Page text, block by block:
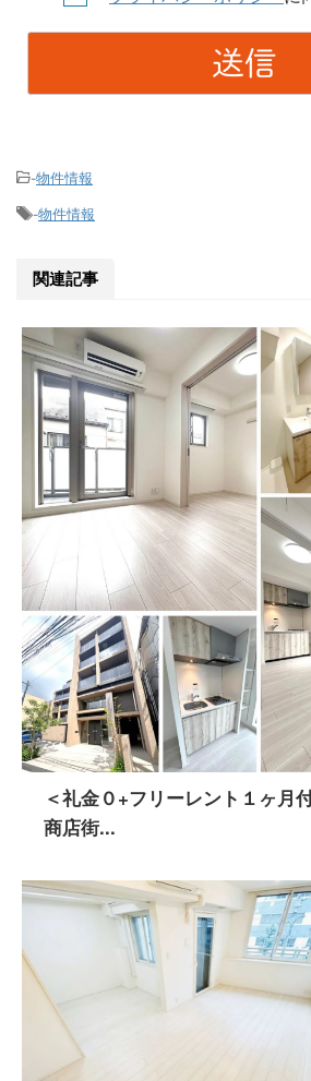
-物件情報
-物件情報
関連記事
＜礼金０+フリーレント１ヶ月
商店街...